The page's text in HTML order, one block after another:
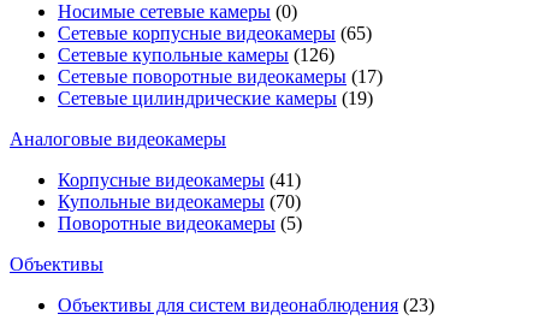
Носимые сетевые камеры (0)
Сетевые корпусные видеокамеры (65)
Сетевые купольные камеры (126)
Сетевые поворотные видеокамеры (17)
Сетевые цилиндрические камеры (19)
Аналоговые видеокамеры
Корпусные видеокамеры (41)
Купольные видеокамеры (70)
Поворотные видеокамеры (5)
Объективы
Объективы для систем видеонаблюдения (23)